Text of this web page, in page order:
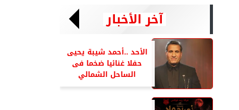
آخر الأخبار
الأحد ..أحمد شيبة يحيى
حفلا غنائيا ضخما فى
الساحل الشمالي